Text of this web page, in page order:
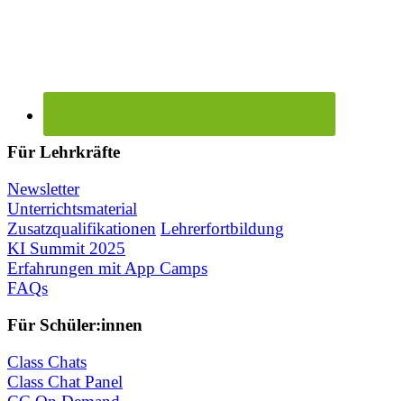
Für Lehrkräfte
Newsletter
Unterrichtsmaterial
Zusatzqualifikationen Lehrerfortbildung
KI Summit 2025
Erfahrungen mit App Camps
FAQs
Für Schüler:innen
Class Chats
Class Chat Panel